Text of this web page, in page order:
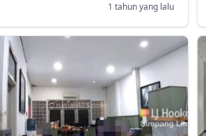
1 tahun yang lalu